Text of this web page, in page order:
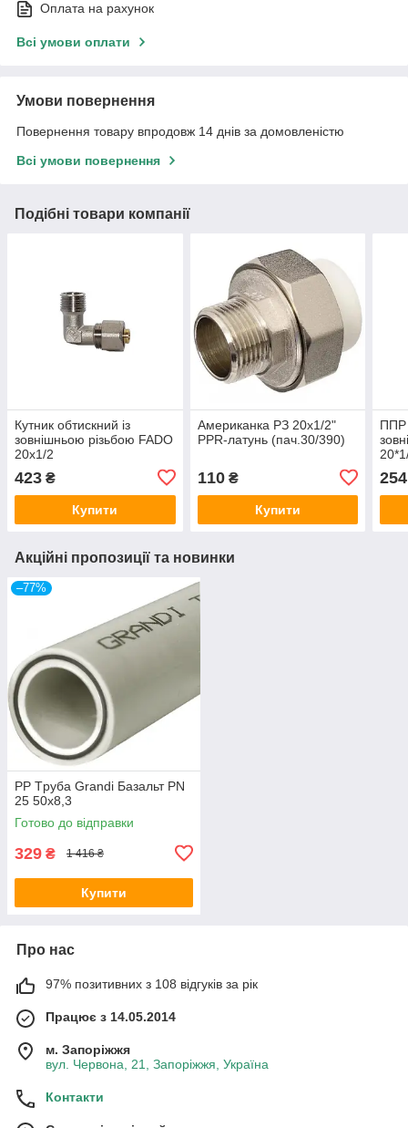
Оплата на рахунок
Всі умови оплати
Умови повернення
Повернення товару впродовж 14 днів за домовленістю
Всі умови повернення
Подібні товари компанії
Кутник обтискний із
зовнішньою різьбою FADO
20х1/2
423 ₴
Купити
Американка РЗ 20х1/2"
PPR-латунь (пач.30/390)
110₴
Купити
ППР
254
Акційні пропозиції та новинки
–77%
PP Tpуба Grandi Базальт PN
25 50х8,3
Готово до відправки
329 ₴ 1 416 ₴
Купити
Про нас
97% позитивних з 108 відгуків за рік
Працює з 14.05.2014
м. Запоріжжя
вул. Червона, 21, Запоріжжя, Україна
Контакти